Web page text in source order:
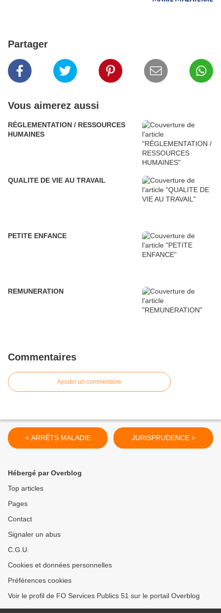
Partager
Vous aimerez aussi
RÉGLEMENTATION / RESSOURCES
HUMAINES
QUALITE DE VIE AU TRAVAIL
PETITE ENFANCE
REMUNERATION
Commentaires
Ajouter un commentaire
< ARRÊTS MALADIE JURISPRUDENCE >
Hébergé par Overblog
Top articles
Pages
Contact
Signaler un abus
C.G.U.
Cookies et données personnelles
Préférences cookies
Voir le profil de FO Services Publics 51 sur le portail Overblog